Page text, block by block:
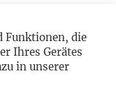
Funktionen, die
Ihres Gerätes
in unserer